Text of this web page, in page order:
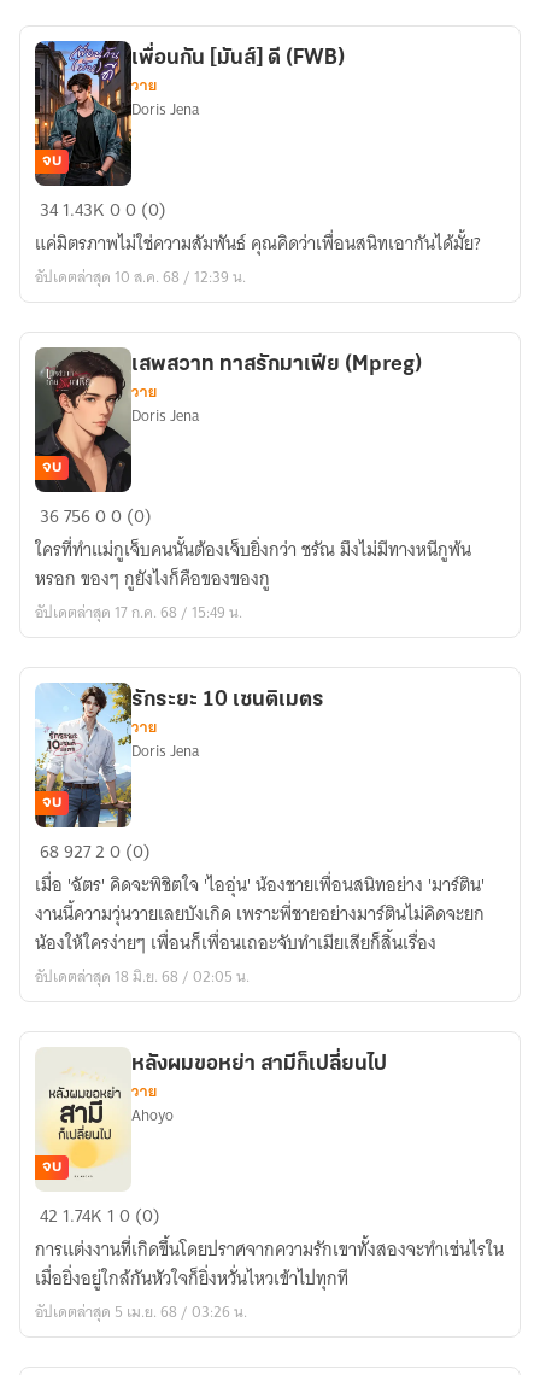
เพื่อน
กัน
[มันส์]
ดี
จบ
เพื่อนกัน [มันส์] ดี (FWB)
วาย
Doris Jena
341.43K00 (0)
แค่มิตรภาพไม่ใช่ความสัมพันธ์ คุณคิดว่าเพื่อนสนิทเอากันได้มั้ย?
อัปเดตล่าสุด 10 ส.ค. 68 / 12:39 น.
เสพ
สวาท
ทาส
รัก
มาเฟีย
จบ
เสพสวาท ทาสรักมาเฟีย (Mpreg)
วาย
Doris Jena
3675600 (0)
ใครที่ทำแม่กูเจ็บคนนั้นต้องเจ็บยิ่งกว่า ชรัณ มึงไม่มีทางหนีกูพ้น
หรอก ของๆ กูยังไงก็คือของของกู
อัปเดตล่าสุด 17 ก.ค. 68 / 15:49 น.
รัก
ระยะ
10
เซนติเมตร
จบ
รักระยะ 10 เซนติเมตร
วาย
Doris Jena
6892720 (0)
เมื่อ 'ฉัตร' คิดจะพิชิตใจ 'ไออุ่น' น้องชายเพื่อนสนิทอย่าง 'มาร์ติน'
งานนี้ความวุ่นวายเลยบังเกิด เพราะพี่ชายอย่างมาร์ตินไม่คิดจะยก
น้องให้ใครง่ายๆ เพื่อนก็เพื่อนเถอะจับทำเมียเสียก็สิ้นเรื่อง
อัปเดตล่าสุด 18 มิ.ย. 68 / 02:05 น.
หลัง
ขอ
หย่า
สามี
จบ
หลังผมขอหย่า สามีก็เปลี่ยนไป
วาย
Ahoyo
42 1.74K 10 (0)
การแต่งงานที่เกิดขึ้นโดยปราศจากความรักเขาทั้งสองจะทำเช่นไรใน
เมื่อยิ่งอยู่ใกล้กันหัวใจก็ยิ่งหวั่นไหวเข้าไปทุกที
อัปเดตล่าสุด 5 เม.ย. 68 / 03:26 น.